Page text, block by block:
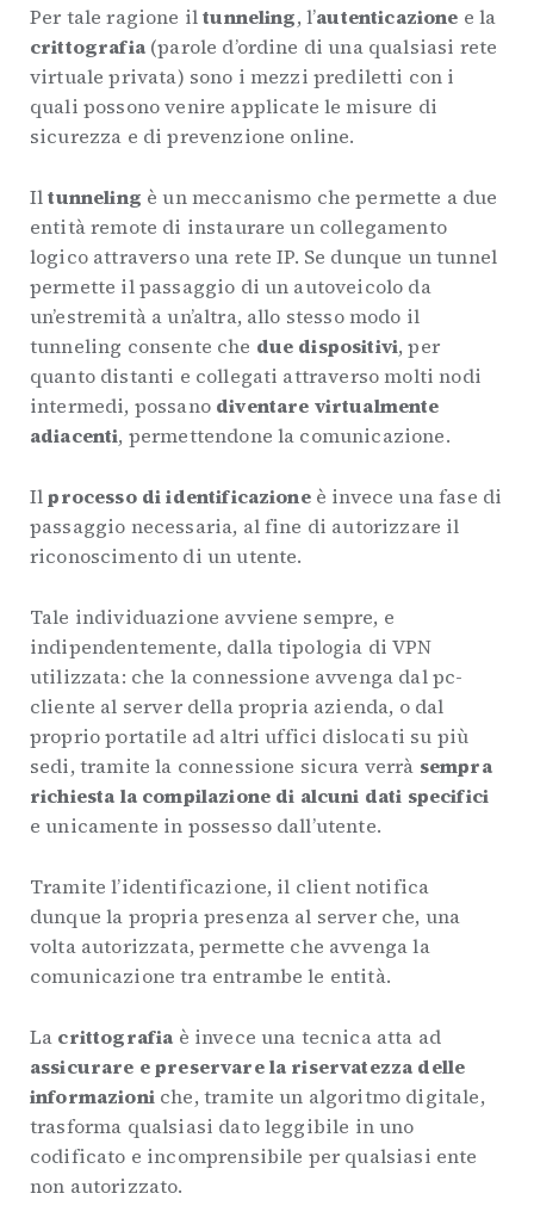
Per tale ragione iltunneling, l’autenticazione e la
crittografia(parole d’ordine di una qualsiasi rete
virtuale privata) sono i mezzi prediletti con i
quali possono venire applicate le misure di
sicurezza e di prevenzione online.
Iltunneling è un meccanismo che permette a due
entità remote di instaurare un collegamento
logico attraverso una rete IP. Se dunque un tunnel
permette il passaggio di un autoveicolo da
un’estremità a un’altra, allo stesso modo il
tunneling consente che due dispositivi, per
quanto distanti e collegati attraverso molti nodi
intermedi, possano diventare virtualmente
adiacenti, permettendone la comunicazione.
Ilprocesso di identificazioneè invece una fase di
passaggio necessaria, al fine di autorizzare il
riconoscimento di un utente.
Tale individuazione avviene sempre, e
indipendentemente, dalla tipologia di VPN
utilizzata: che la connessione avvenga dal pc-
cliente al server della propria azienda, o dal
proprio portatile ad altri uffici dislocati su più
sedi, tramite la connessione sicura verrà sempra
richiesta la compilazione di alcuni dati specifici
e unicamente in possesso dall’utente.
Tramite l’identificazione, il client notifica
dunque la propria presenza al server che, una
volta autorizzata, permette che avvenga la
comunicazione tra entrambe le entità.
La crittografia è invece una tecnica atta ad
assicurare e preservare la riservatezza delle
informazioniche, tramite un algoritmo digitale,
trasforma qualsiasi dato leggibile in uno
codificato e incomprensibile per qualsiasi ente
non autorizzato.